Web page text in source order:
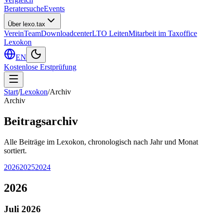
BeratersucheEvents
Über lexo.tax
VereinTeamDownloadcenterLTO LeitenMitarbeit im Taxoffice
Lexokon
EN
Kostenlose Erstprüfung
Start/Lexokon/Archiv
Archiv
Beitragsarchiv
Alle Beiträge im Lexokon, chronologisch nach Jahr und Monat
sortiert.
202620252024
2026
Juli 2026